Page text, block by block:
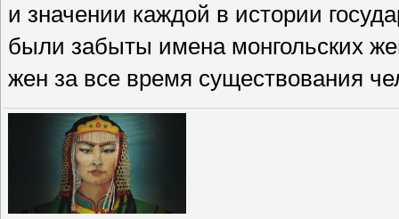
и значении каждой в истории
были забыты имена монгольских
жен за все время существования